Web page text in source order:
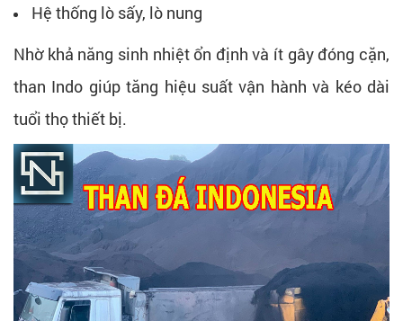
Hệ thống lò sấy, lò nung
Nhờ khả năng sinh nhiệt ổn định và ít gây đóng cặn,
than Indo giúp tăng hiệu suất vận hành và kéo dài
tuổi thọ thiết bị.